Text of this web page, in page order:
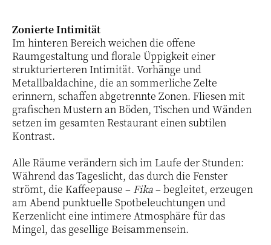
Zonierte Intimität
Im hinteren Bereich weichen die offene
Raumgestaltung und florale Üppigkeit einer
strukturierteren Intimität. Vorhänge und
Metallbaldachine, die an sommerliche Zelte
erinnern, schaffen abgetrennte Zonen. Fliesen mit
grafischen Mustern an Böden, Tischen und Wänden
setzen im gesamten Restaurant einen subtilen
Kontrast.
Alle Räume verändern sich im Laufe der Stunden:
Während das Tageslicht, das durch die Fenster
strömt, die Kaffeepause – Fika– begleitet, erzeugen
am Abend punktuelle Spotbeleuchtungen und
Kerzenlicht eine intimere Atmosphäre für das
Mingel, das gesellige Beisammensein.